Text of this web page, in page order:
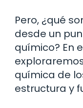
Pero, ¿qué
desde un
químico? En
química de
estructura y